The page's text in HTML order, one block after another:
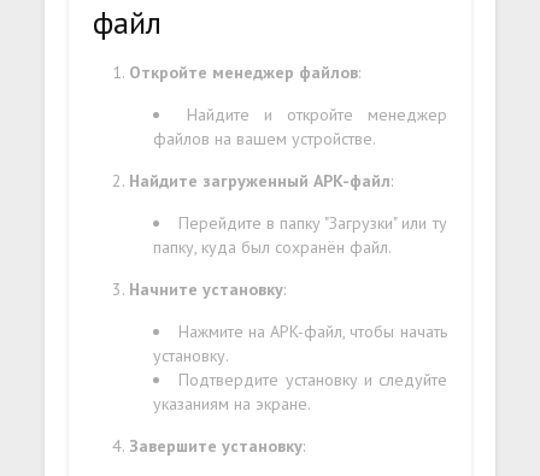
файл
Откройте менеджер файлов:
Найдите и откройте менеджер
файлов на вашем устройстве.
Найдите загруженный APK-файл:
Перейдите в папку "Загрузки" или ту
папку, куда был сохранён файл.
Начните установку:
Нажмите на APK-файл, чтобы начать
установку.
Подтвердите установку и следуйте
указаниям на экране.
Завершите установку: